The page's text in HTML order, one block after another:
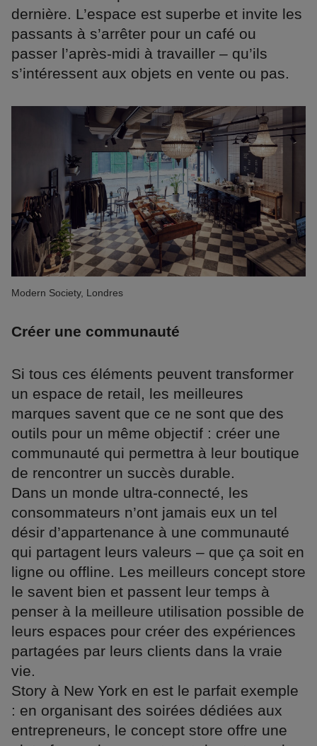
dernière. L’espace est superbe et invite les
passants à s’arrêter pour un café ou
passer l’après-midi à travailler – qu’ils
s’intéressent aux objets en vente ou pas.
Modern Society, Londres
Créer une communauté
Si tous ces éléments peuvent transformer
un espace de retail, les meilleures
marques savent que ce ne sont que des
outils pour un même objectif : créer une
communauté qui permettra à leur boutique
de rencontrer un succès durable.
Dans un monde ultra-connecté, les
consommateurs n’ont jamais eux un tel
désir d’appartenance à une communauté
qui partagent leurs valeurs – que ça soit en
ligne ou offline. Les meilleurs concept store
le savent bien et passent leur temps à
penser à la meilleure utilisation possible de
leurs espaces pour créer des expériences
partagées par leurs clients dans la vraie
vie.
Story à New York en est le parfait exemple
: en organisant des soirées dédiées aux
entrepreneurs, le concept store offre une